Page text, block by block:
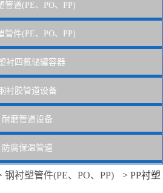
管道(PE、PO、PP)
管件(PE、PO、PP)
衬四氟储罐容器
衬胶管道设备
耐磨管道设备
防腐保温管道
钢衬塑管件(PE、PO、PP) > PP衬塑